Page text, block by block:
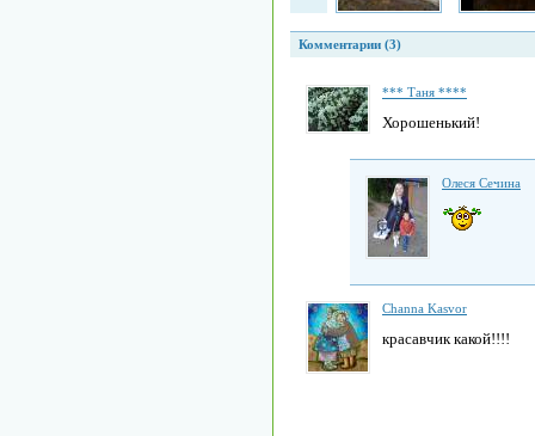
Комментарии (3)
*** Таня ****
Хорошенький!
Олеся Сечина
Channa Kasvor
красавчик какой!!!!